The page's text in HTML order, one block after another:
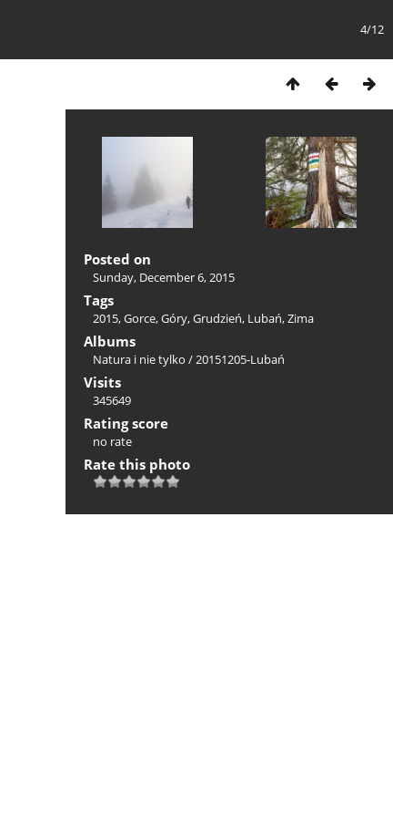
4/12
Posted on
Sunday, December 6, 2015
Tags
2015,Gorce,Góry,Grudzień, Lubań,Zima
Albums
Natura i nie tylko /20151205-Lubań
Visits
345649
Rating score
no rate
Rate this photo